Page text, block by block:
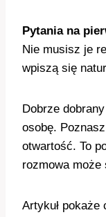
Pytania na
Nie musisz je
wpiszą się
Dobrze
osobę.
otwartość. To
rozmowa może
Artykuł pokaże